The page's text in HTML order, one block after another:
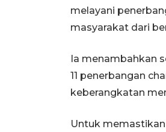
melayani
masyarakat dari
Ia menambahkan
11 penerbangan
keberangkatan
Untuk